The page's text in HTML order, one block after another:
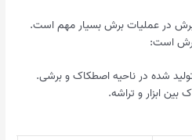
برش در عملیات برش بسیار مهم است.
برش است:
شده در ناحیه اصطکاک و برشی.
ابزار و تراشه.